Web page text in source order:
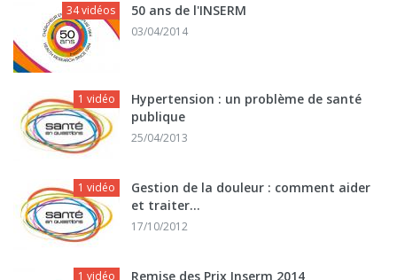
34 vidéos 50 ans de l'INSERM
03/04/2014
1 vidéo
Hypertension : un problème de santé
publique
25/04/2013
1 vidéo
Gestion de la douleur : comment aider
et traiter...
17/10/2012
1 vidéo Remise des Prix Inserm 2014